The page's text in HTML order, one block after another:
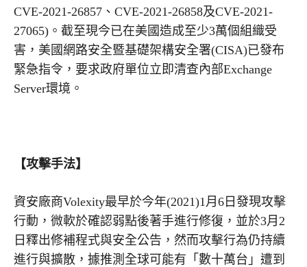
CVE-2021-26857、CVE-2021-26858及CVE-2021-
27065)。截至現今已在美國造成至少3萬個組織受
害，美國網路安全暨基礎架構安全署(CISA)已發布
緊急指令，要求政府單位立即清查內部Exchange
Server環境。
【攻擊手法】
資安廠商Volexity最早於今年(2021)1月6日發現攻擊
行動，微軟於確認弱點後著手進行修復，並於3月2
日釋出修補程式與安全公告，然而攻擊行為仍持續
進行與擴散，據推測全球可能有「數十萬台」遭到